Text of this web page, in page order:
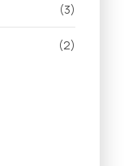
(3)
(2)